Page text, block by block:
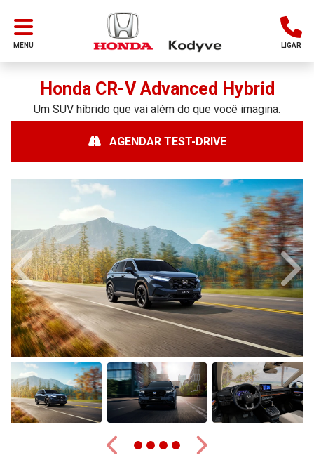
MENU LIGAR
HondaCR-V Advanced Hybrid
Um SUV híbrido que vai além do que você imagina.
AGENDAR TEST-DRIVE
Anterior
Anterior
Próximo